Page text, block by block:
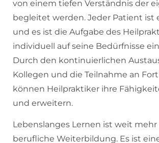
von einem tiefen Verständnis der
begleitet werden. Jeder Patient ist
und es ist die Aufgabe des
individuell auf seine Bedürfnisse
Durch den kontinuierlichen
Kollegen und die Teilnahme an
können Heilpraktiker ihre
und erweitern.
Lebenslanges Lernen ist weit mehr
berufliche Weiterbildung. Es ist